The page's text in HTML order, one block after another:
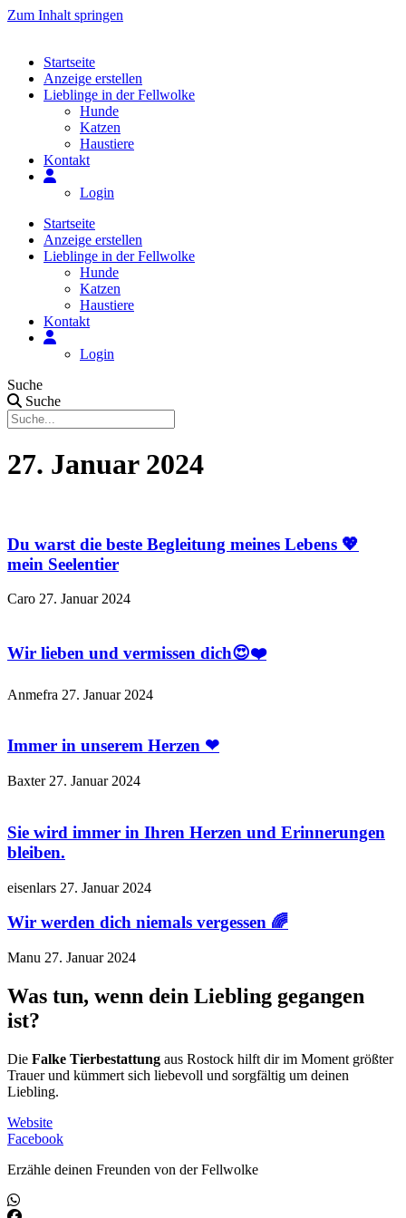
Zum Inhalt springen
Startseite
Anzeige erstellen
Lieblinge in der Fellwolke
Hunde
Katzen
Haustiere
Kontakt
Login
Startseite
Anzeige erstellen
Lieblinge in der Fellwolke
Hunde
Katzen
Haustiere
Kontakt
Login
Suche
Suche
27. Januar 2024
Du warst die beste Begleitung meines Lebens 💖
mein Seelentier
Caro 27. Januar 2024
Wir lieben und vermissen dich😍❤️
Anmefra 27. Januar 2024
Immer in unserem Herzen ❤
Baxter 27. Januar 2024
Sie wird immer in Ihren Herzen und Erinnerungen
bleiben.
eisenlars 27. Januar 2024
Wir werden dich niemals vergessen 🌈
Manu 27. Januar 2024
Was tun, wenn dein Liebling gegangen
ist?
Die Falke Tierbestattung aus Rostock hilft dir im Moment größter
Trauer und kümmert sich liebevoll und sorgfältig um deinen
Liebling.
Website
Facebook
Erzähle deinen Freunden von der Fellwolke